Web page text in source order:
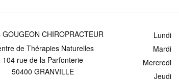
GOUGEON CHIROPRACTEUR
de Thérapies Naturelles
104 rue de la Parfonterie
50400 GRANVILLE
Lundi
Mardi
Mercredi
Jeudi